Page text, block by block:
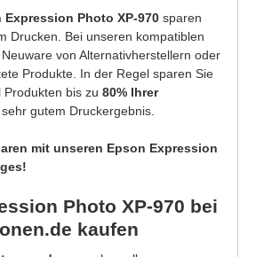
Expression Photo XP-970 sparen
Drucken. Bei unseren kompatiblen
von Alternativherstellern oder
Produkte. In der Regel sparen Sie
bis zu 80% Ihrer
gutem Druckergebnis.
mit unseren Epson Expression
Photo XP-970 bei
kaufen